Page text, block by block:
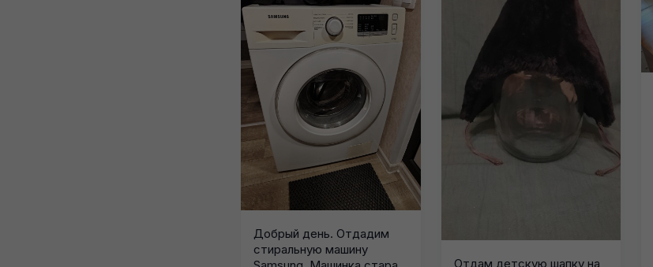
Добрый день. Отдадим
стиральную машину
Отдам детскую шапку на